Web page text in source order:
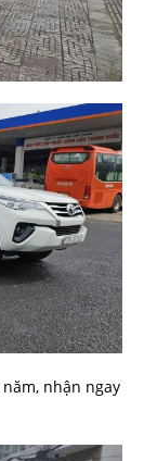
nhận ngay